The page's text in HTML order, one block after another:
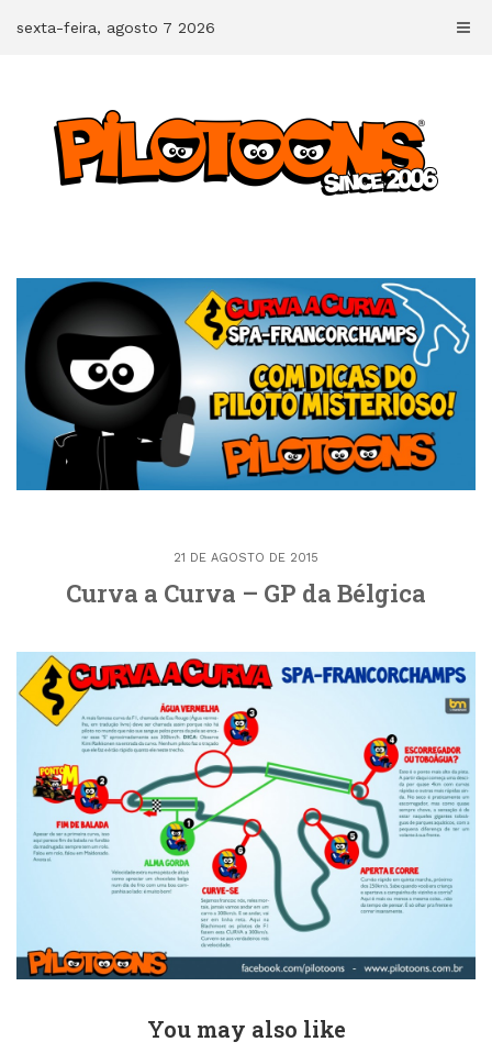
sexta-feira, agosto 7 2026
21 DE AGOSTO DE 2015
Curva a Curva – GP da Bélgica
You may also like